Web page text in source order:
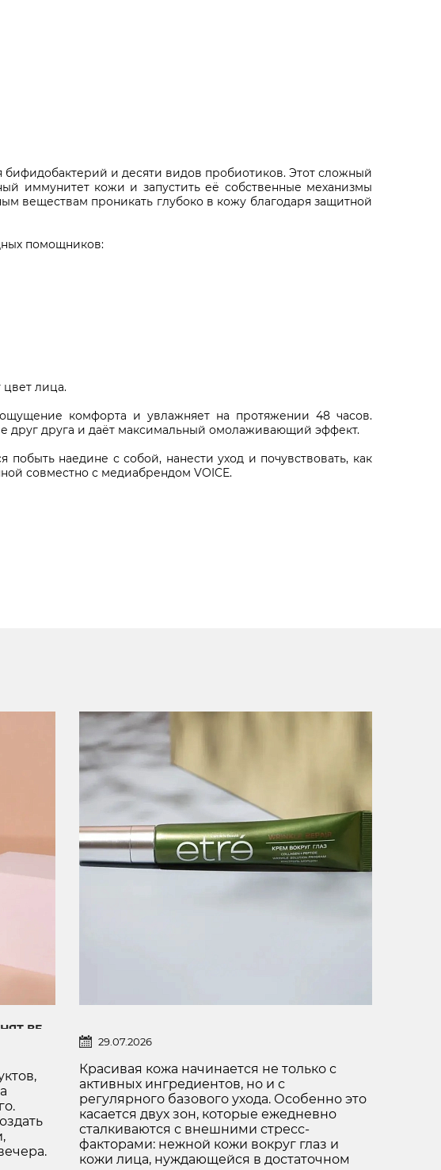
бифидобактерий и десяти видов пробиотиков. Этот сложный
иммунитет кожи и запустить её собственные механизмы
веществам проникать глубоко в кожу благодаря защитной
помощников:
лица.
комфорта и увлажняет на протяжении 48 часов.
друг друга и даёт максимальный омолаживающий эффект.
наедине с собой, нанести уход и почувствовать, как
совместно с медиабрендом VOICE.
29.07.2026
Красивая кожа начинается не только с
активных ингредиентов, но и с
регулярного базового ухода. Особенно это
касается двух зон, которые ежедневно
сталкиваются с внешними стресс-
факторами: нежной кожи вокруг глаз и
кожи лица, нуждающейся в достаточном